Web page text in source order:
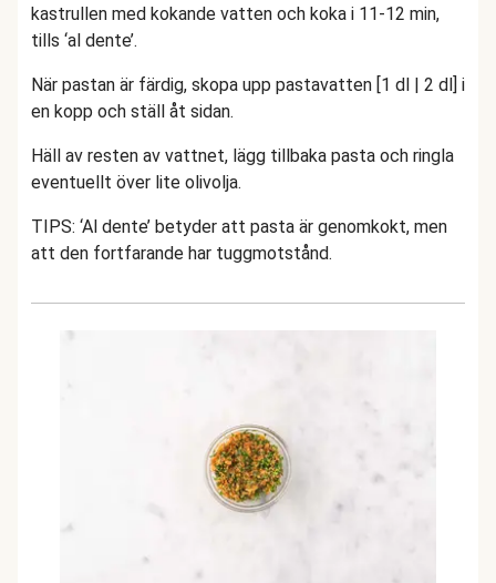
kastrullen med kokande vatten och koka i 11-12 min,
tills ‘al dente’.
När pastan är färdig, skopa upp pastavatten [1 dl | 2 dl] i
en kopp och ställ åt sidan.
Häll av resten av vattnet, lägg tillbaka pasta och ringla
eventuellt över lite olivolja.
TIPS: ‘Al dente’ betyder att pasta är genomkokt, men
att den fortfarande har tuggmotstånd.